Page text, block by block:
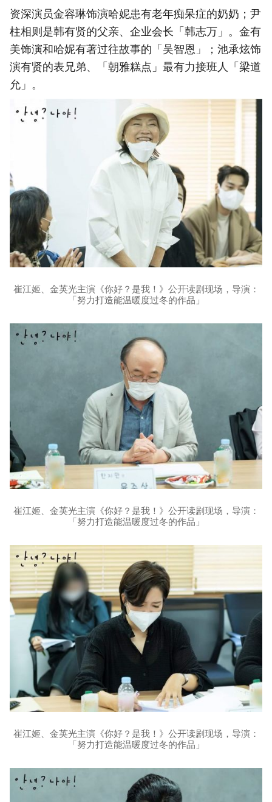
资深演员金容琳饰演哈妮患有老年痴呆症的奶奶；尹
柱相则是韩有贤的父亲、企业会长「韩志万」。金有
美饰演和哈妮有著过往故事的「吴智恩」；池承炫饰
演有贤的表兄弟、「朝雅糕点」最有力接班人「梁道
允」。
崔江姬、金英光主演《你好？是我！》公开读剧现场，导演：
「努力打造能温暖度过冬的作品」
崔江姬、金英光主演《你好？是我！》公开读剧现场，导演：
「努力打造能温暖度过冬的作品」
崔江姬、金英光主演《你好？是我！》公开读剧现场，导演：
「努力打造能温暖度过冬的作品」